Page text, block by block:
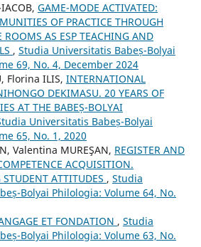
GAME-MODE ACTIVATED:
OF PRACTICE THROUGH
ROOMS AS ESP TEACHING AND
, Studia Universitatis Babeș-Bolyai
69, No. 4, December 2024
Florina ILIS, INTERNATIONAL
DEKIMASU. 20 YEARS OF
AT THE BABEȘ-BOLYAI
Universitatis Babeș-Bolyai
65, No. 1, 2020
Valentina MUREŞAN, REGISTER AND
ACQUISITION.
ATTITUDES , Studia
Bolyai Philologia: Volume 64, No.
ET FONDATION , Studia
Bolyai Philologia: Volume 63, No.